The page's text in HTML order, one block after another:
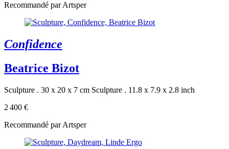
Recommandé par Artsper
Confidence
Beatrice Bizot
Sculpture . 30 x 20 x 7 cm Sculpture . 11.8 x 7.9 x 2.8 inch
2 400 €
Recommandé par Artsper